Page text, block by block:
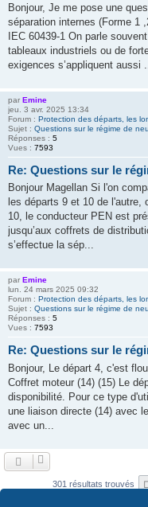
Bonjour, Je me pose une
séparation internes (Forme 1
IEC 60439-1 On parle
tableaux industriels ou de
exigences s’appliquent aussi ...
par Emine
jeu. 3 avr. 2025 13:34
Forum : Protection des départs, les
Sujet : Questions sur le régime de
Réponses : 5
Vues : 7593
Re: Questions sur le
Bonjour Magellan Si l'on
les départs 9 et 10 de l'autre,
10, le conducteur PEN est
jusqu’aux coffrets de
s’effectue la sép...
par Emine
lun. 24 mars 2025 09:32
Forum : Protection des départs, les
Sujet : Questions sur le régime de
Réponses : 5
Vues : 7593
Re: Questions sur le
Bonjour, Le départ 4, c'est
Coffret moteur (14) (15) Le
disponibilité. Pour ce type
une liaison directe (14) avec
avec un...
301 résultats trouvés